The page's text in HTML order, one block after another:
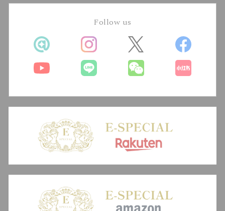
Follow us